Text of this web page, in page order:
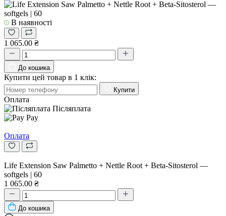
В наявності
1 065.00 ₴
До кошика
Купити цей товар в 1 клік:
Купити
Оплата
Післяплата
Pay
Оплата
Life Extension Saw Palmetto + Nettle Root + Beta-Sitosterol —
softgels | 60
1 065.00 ₴
До кошика